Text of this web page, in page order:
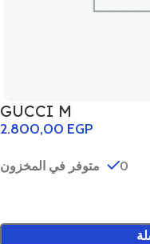
GUCCI M
2.800,00 EGP
0 متوفر في المخزون